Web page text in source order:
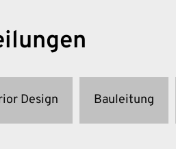
Design Bauleitung